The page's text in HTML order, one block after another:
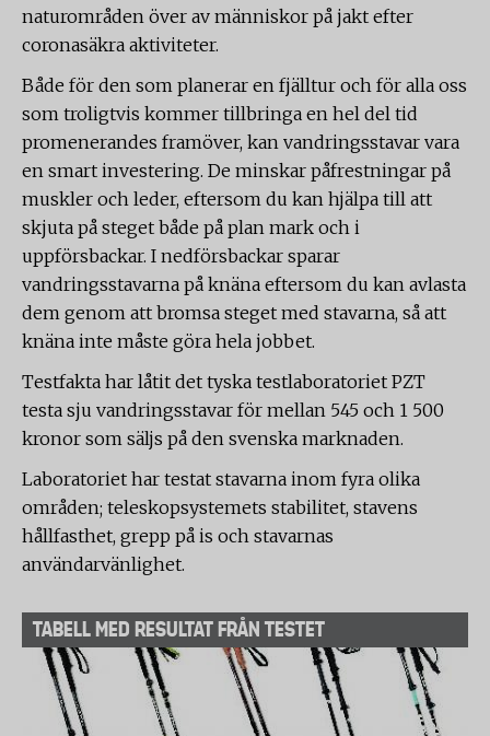
naturområden över av människor på jakt efter
coronasäkra aktiviteter.
Både för den som planerar en fjälltur och för alla oss
som troligtvis kommer tillbringa en hel del tid
promenerandes framöver, kan vandringsstavar vara
en smart investering. De minskar påfrestningar på
muskler och leder, eftersom du kan hjälpa till att
skjuta på steget både på plan mark och i
uppförsbackar. I nedförsbackar sparar
vandringsstavarna på knäna eftersom du kan avlasta
dem genom att bromsa steget med stavarna, så att
knäna inte måste göra hela jobbet.
Testfakta har låtit det tyska testlaboratoriet PZT
testa sju vandringsstavar för mellan 545 och 1 500
kronor som säljs på den svenska marknaden.
Laboratoriet har testat stavarna inom fyra olika
områden; teleskopsystemets stabilitet, stavens
hållfasthet, grepp på is och stavarnas
användarvänlighet.
TABELL MED RESULTAT FRÅN TESTET